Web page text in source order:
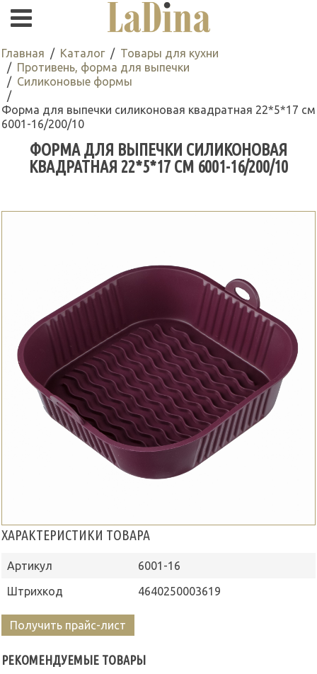
Главная Каталог
Товары для кухни
Противень, форма для выпечки
Силиконовые формы
Форма для выпечки силиконовая квадратная 22*5*17 см
6001-16/200/10
ФОРМА ДЛЯ ВЫПЕЧКИ СИЛИКОНОВАЯ
КВАДРАТНАЯ 22*5*17 СМ 6001-16/200/10
ХАРАКТЕРИСТИКИ ТОВАРА
Артикул
6001-16
Штрихкод
4640250003619
Получить прайс-лист
РЕКОМЕНДУЕМЫЕ ТОВАРЫ